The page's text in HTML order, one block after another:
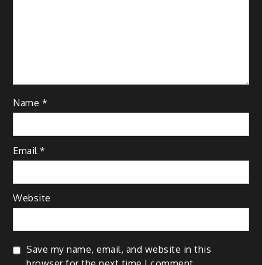
Name *
Email*
Website
Save my name, email, and website in this